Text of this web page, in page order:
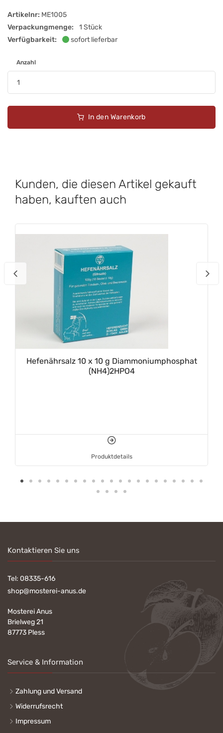
Artikelnr: ME1005
Verpackungmenge:
1 Stück
Verfügbarkeit:
sofort lieferbar
Anzahl
In den Warenkorb
Kunden, die diesen Artikel gekauft
haben, kauften auch
Hefenährsalz 10 x 10 g Diammoniumphosphat
(NH4)2HPO4
Produktdetails
Kontaktieren Sie uns
Tel: 08335-616
shop@mosterei-anus.de
Mosterei Anus
Brielweg 21
87773 Pless
Service & Information
Zahlung und Versand
Widerrufsrecht
Impressum